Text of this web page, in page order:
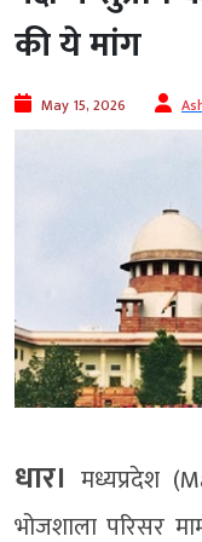
की ये मांग
May 15, 2026
धार। मध्यप्रदेश
भोजशाला परिसर